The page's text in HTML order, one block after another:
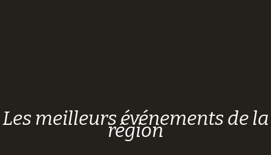
Les meilleurs événements de la
région